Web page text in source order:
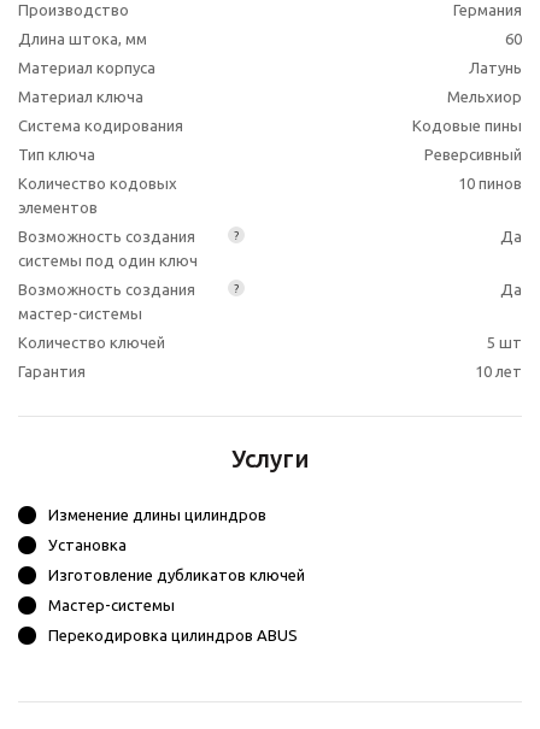
Производство
Германия
Длина штока, мм
60
Материал корпуса
Латунь
Материал ключа
Мельхиор
Система кодирования
Кодовые пины
Тип ключа
Реверсивный
Количество кодовых
элементов
10 пинов
?
Возможность создания
системы под один ключ
Да
?
Возможность создания
мастер-системы
Да
Количество ключей
5 шт
Гарантия
10 лет
Услуги
Изменение длины цилиндров
Установка
Изготовление дубликатов ключей
Мастер-системы
Перекодировка цилиндров ABUS